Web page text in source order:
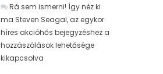
Rá sem ismerni! Így néz ki
ma Steven Seagal, az egykor
híres akcióhős bejegyzéshez a
hozzászólások lehetősége
kikapcsolva